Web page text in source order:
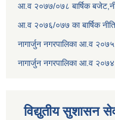
आ.व २०७७/०७८ बार्षिक
आ.व २०७६/०७७ का बार्षिक
नागार्जुन नगरपालिका आ.व
नागार्जुन नगरपालिका आ.व
विद्युतीय सुशासन